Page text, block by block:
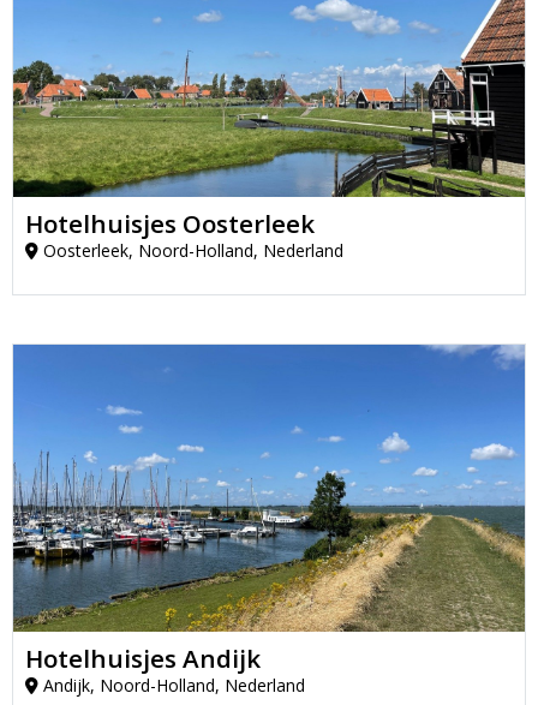
Hotelhuisjes Oosterleek
Oosterleek, Noord-Holland, Nederland
Hotelhuisjes Andijk
Andijk, Noord-Holland, Nederland